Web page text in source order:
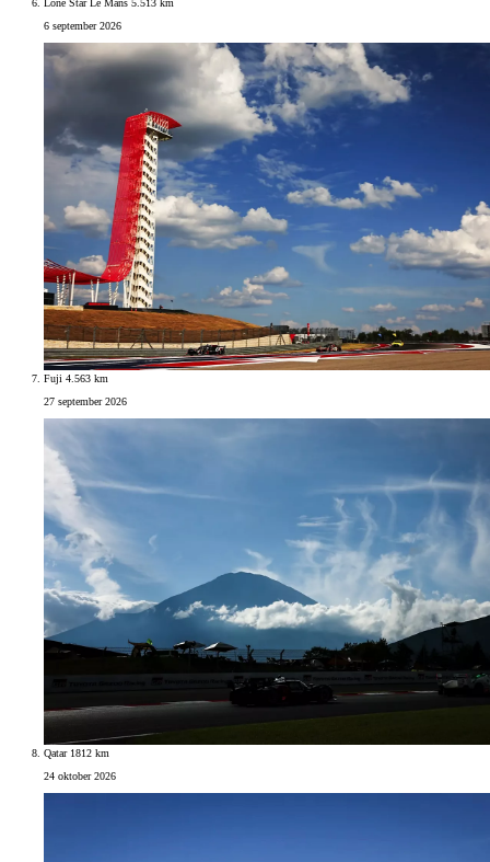
6 september 2026
Fuji 4.563 km
27 september 2026
Qatar 1812 km
24 oktober 2026